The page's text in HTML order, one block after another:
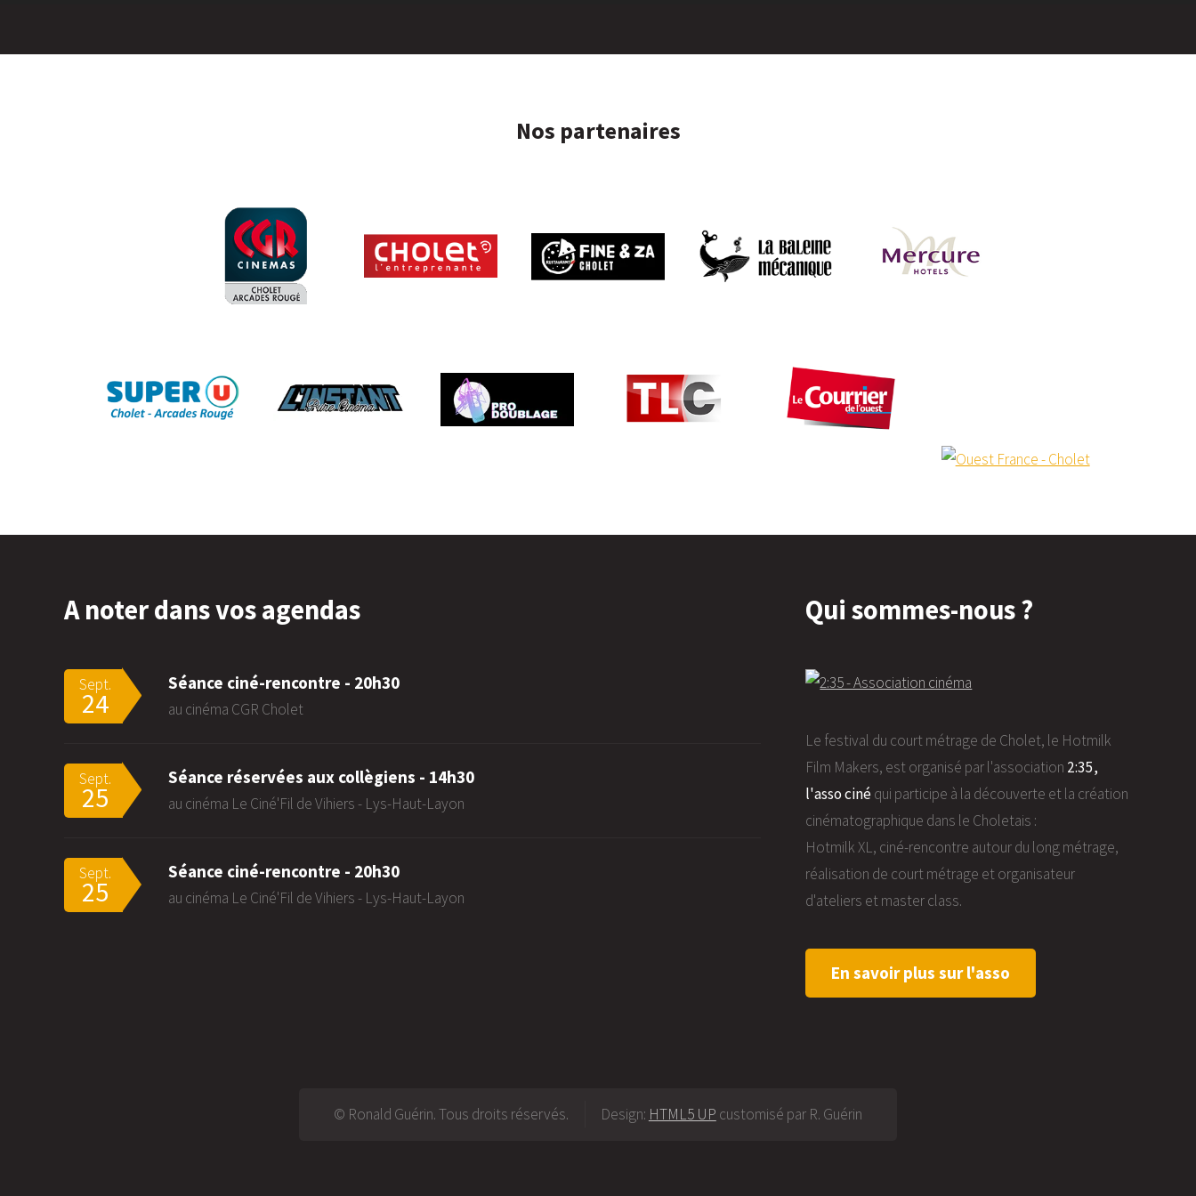
Nos partenaires
A noter dans vos agendas
Sept.
24
Séance ciné-rencontre - 20h30
au cinéma CGR Cholet
Sept.
25
Séance réservées aux collègiens - 14h30
au cinéma Le Ciné'Fil de Vihiers - Lys-Haut-Layon
Sept.
25
Séance ciné-rencontre - 20h30
au cinéma Le Ciné'Fil de Vihiers - Lys-Haut-Layon
Qui sommes-nous ?
Le festival du court métrage de Cholet, le Hotmilk
Film Makers, est organisé par l'association 2:35,
l'asso cinéqui participe à la découverte et la création
cinématographique dans le Choletais :
Hotmilk XL, ciné-rencontre autour du long métrage,
réalisation de court métrage et organisateur
d'ateliers et master class.
En savoir plus sur l'asso
© Ronald Guérin. Tous droits réservés. Design: HTML5 UP customisé par R. Guérin